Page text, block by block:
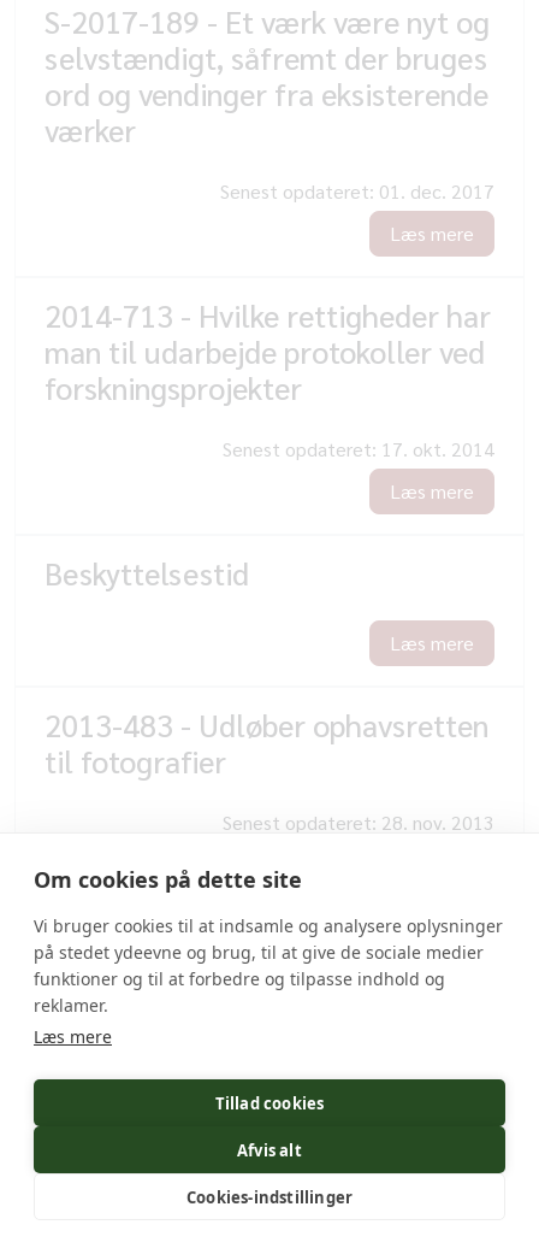
Om cookies på dette site
Vi bruger cookies til at indsamle og analysere oplysninger
på stedet ydeevne og brug, til at give de sociale medier
funktioner og til at forbedre og tilpasse indhold og
reklamer.
Læs mere
Tillad cookies
Afvis alt
Cookies-indstillinger
S-2017-189 - Et værk være nyt og
selvstændigt, såfremt der bruges
ord og vendinger fra eksisterende
værker
Senest opdateret: 01. dec. 2017
Læs mere
2014-713 - Hvilke rettigheder har
man til udarbejde protokoller ved
forskningsprojekter
Senest opdateret: 17. okt. 2014
Læs mere
Beskyttelsestid
Læs mere
2013-483 - Udløber ophavsretten
til fotografier
Senest opdateret: 28. nov. 2013
2013-490 - Citat fra værk, hvor
beskyttelsestiden var udløbet
Læs mere
2014-157 - Må et billede fra et
middelalderligt manuskript